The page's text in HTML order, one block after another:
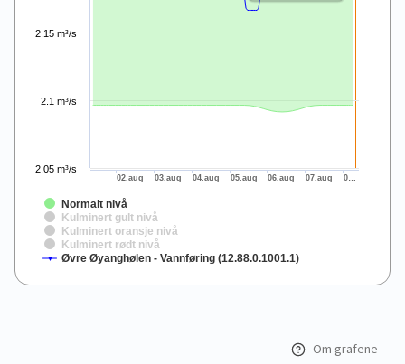
Normalt nivå
Kulminert gult nivå
Kulminert oransje nivå
Kulminert rødt nivå
Øvre Øyanghølen - Vannføring (12.88.0.1001.1)
2.05 m³/s
2.1 m³/s
2.15 m³/s
02.aug 03.aug 04.aug 05.aug 06.aug 07.aug 0…
End of interactive chart.
Om grafene